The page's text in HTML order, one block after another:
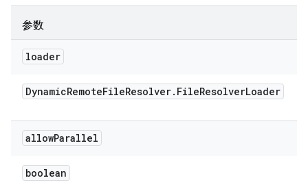
参数
loader
DynamicRemoteFileResolver. FileResolverLoader
allowParallel
boolean